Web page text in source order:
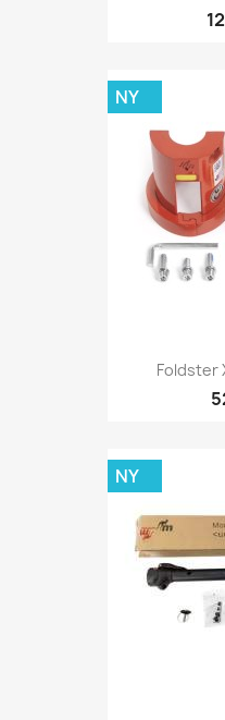
Foldster
NY
NY